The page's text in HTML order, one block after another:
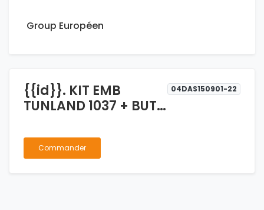
Group Européen
{{id}}. KIT EMB
TUNLAND 1037 + BUTE
04DAS150901-22
Commander